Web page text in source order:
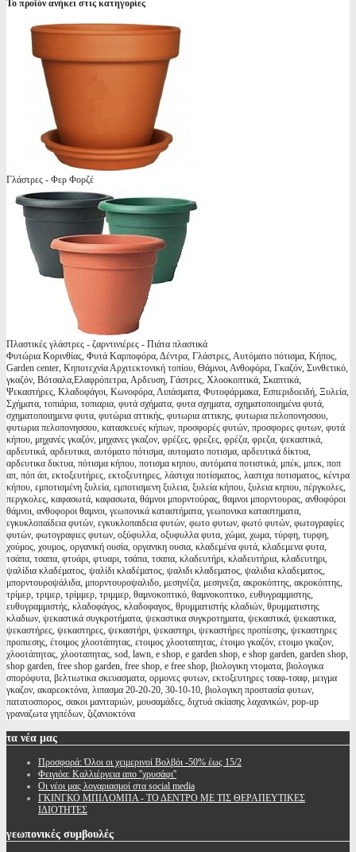
Το προϊόν ανήκει στις κατηγορίες
Γλάστρες - Φερ Φορζέ
Πλαστικές γλάστρες - ζαρντινιέρες - Πιάτα πλαστικά
Φυτώρια Κορινθίας, Φυτά Καρποφόρα, Δέντρα, Γλάστρες, Αυτόματο πότισμα, Κήπος,
Garden center, Κηποτεχνία Αρχιτεκτονική τοπίου, Θάμνοι, Ανθοφόρα, Γκαζόν, Συνθετικό,
γκαζόν, Βότσαλα,Ελαφρόπετρα, Αρδευση, Γάστρες, Χλοοκοπτικά, Σκαπτικά,
Ψεκαστήρες, Κλαδοφάγοι, Κωνοφόρα, Λιπάσματα, Φυτοφάρμακα, Εσπεριδοειδή, Ξυλεία,
Σχήματα, τοπιάρια, τοπιαρια, φυτά σχήματα, φυτα σχηματα, σχηματοποιημένα φυτά,
σχηματοποιημενα φυτα, φυτώρια αττικής, φυτωρια αττικης, φυτωρια πελοπονησσου,
φυτωρια πελοπονησσου, κατασκευές κήπων, προσφορές φυτών, προσφορες φυτων, φυτά
κήπου, μηχανές γκαζόν, μηχανες γκαζον, φρέζες, φρεζες, φρέζα, φρεζα, ψεκαστικά,
αρδευτικά, αρδευτικα, αυτόματο πότισμα, αυτοματο ποτισμα, αρδευτικά δίκτυα,
αρδευτικα δικτυα, πότισμα κήπου, ποτισμα κηπου, αυτόματα ποτιστικά, μπέκ, μπεκ, ποπ
απ, πόπ άπ, εκτοξευτήρες, εκτοξευτηρες, λάστιχα ποτίσματος, λαστιχα ποτισματος, κέντρα
κήπου, εμποτισμένη ξυλεία, εμποτισμενη ξυλεια, ξυλεία κήπου, ξυλεια κηπου, πέργκολες,
περγκολες, καφασωτά, καφασωτα, θάμνοι μπορντούρας, θαμνοι μπορντουρας, ανθοφόροι
θάμνοι, ανθοφοροι θαμνοι, γεωπονικά καταστήματα, γεωπονικα καταστηματα,
εγκυκλοπαίδεια φυτών, εγκυκλοπαιδεια φυτών, φωτο φυτων, φωτό φυτών, φωτογραφίες
φυτών, φωτογραφιες φυτων, οξύφυλλα, οξυφυλλα φυτα, χώμα, χωμα, τύρφη, τυρφη,
χούμος, χουμος, οργανική ουσία, οργανικη ουσια, κλαδεμένα φυτά, κλαδεμενα φυτα,
τσάπα, τσαπα, φτυάρι, φτυαρι, τσάπα, τσαπα, κλαδευτήρι, κλαδευτήρια, κλαδευτηρι,
ψαλίδια κλαδέματος, ψαλίδι κλαδέματος, ψαλιδι κλαδεματος, ψαλιδια κλαδεματος,
μπορντουροψάλιδα, μπορντουροψαλιδο, μεσηνέζα, μεσηνεζα, ακροκόπτης, ακροκόπτης,
τρίμερ, τριμερ, τρίμμερ, τριμμερ, θαμνοκοπτικό, θαμνοκοπτικο, ευθυγραμμιστης,
ευθυγραμμιστής, κλαδοφάγος, κλαδοφαγος, θρυμματιστής κλαδιών, θρυμματιστης
κλαδιων, ψεκαστικά συγκροτήματα, ψεκαστικα συγκροτηματα, ψεκαστικά, ψεκαστικα,
ψεκαστήρες, ψεκαστηρες, ψεκαστήρι, ψεκαστηρι, ψεκαστήρες προπίεσης, ψεκαστηρες
προπιεσης, έτοιμος χλοοτάπητας, ετοιμος χλοοταπητας, έτοιμο γκαζόν, ετοιμο γκαζον,
χλοοτάπητας, χλοοταπητας, sod, lawn, e shop, e garden shop, e shop garden, garden shop,
shop garden, free shop garden, free shop, e free shop, βιολογικη ντοματα, βιολογικα
σπορόφυτα, βελτιωτικα σκευασματα, ορμονες φυτων, εκτοξευτηρες τσαφ-τσαφ, μειγμα
γκαζον, ακαρεοκτόνα, λιπασμα 20-20-20, 30-10-10, βιολογικη προστασία φυτων,
πατατοσπορος, σακοι μανιταριών, μουσαμάδες, διχτυά σκίασης λαχανικών, pop-up
γραναζωτα γηπέδων, ζιζανιοκτόνα
τα νέα μας
Προσφορά: Όλοι οι χειμερινοί Βολβόι -50% έως 15/2
Φειγιόα: Καλλιέργεια απο ''χρυσάφι''
Oι νέοι μας λογαριασμοί στα social media
ΓΚΙΝΓΚΟ ΜΠΙΛΟΜΠΑ - ΤΟ ΔΕΝΤΡΟ ΜΕ ΤΙΣ ΘΕΡΑΠΕΥΤΙΚΕΣ
ΙΔΙΟΤΗΤΕΣ
γεωπονικές συμβουλές